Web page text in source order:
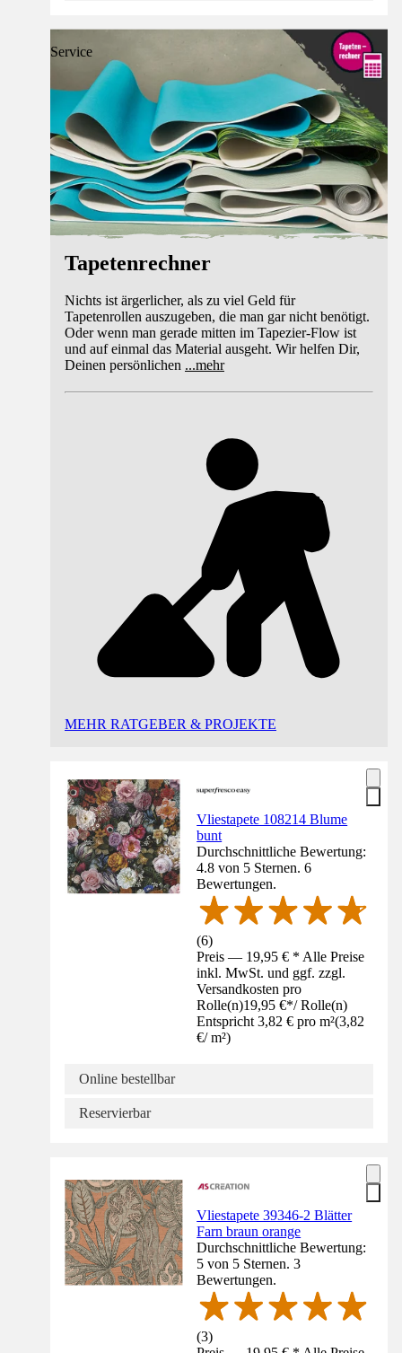
Service
Tapetenrechner
Nichts ist ärgerlicher, als zu viel Geld für
Tapetenrollen auszugeben, die man gar nicht benötigt.
Oder wenn man gerade mitten im Tapezier-Flow ist
und auf einmal das Material ausgeht. Wir helfen Dir,
Deinen persönlichen ...mehr
MEHR RATGEBER & PROJEKTE
Vliestapete 108214 Blume
bunt
Durchschnittliche Bewertung:
4.8 von 5 Sternen. 6
Bewertungen.
(6)
Preis — 19,95 € * Alle Preise
inkl. MwSt. und ggf. zzgl.
Versandkosten pro
Rolle(n)19,95 €*/ Rolle(n)
Entspricht 3,82 € pro m²(3,82
€/ m²)
Online bestellbar
Reservierbar
Vliestapete 39346-2 Blätter
Farn braun orange
Durchschnittliche Bewertung:
5 von 5 Sternen. 3
Bewertungen.
(3)